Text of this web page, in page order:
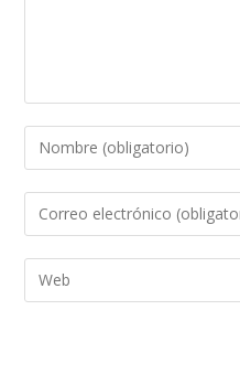
Introduce
tu
nombre
de
usuario
Introduce
tu
dirección
de
Introduce
la